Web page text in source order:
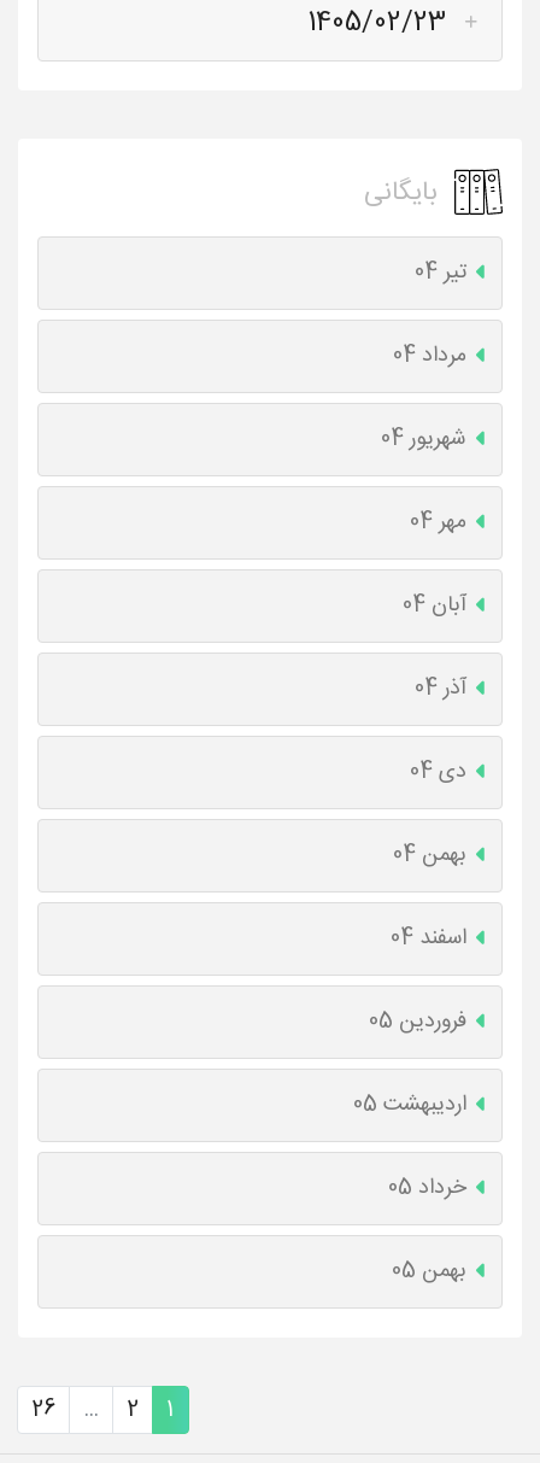
1405/02/23
بایگانی
تیر 04
مرداد 04
شهریور 04
مهر 04
آبان 04
آذر 04
دی 04
بهمن 04
اسفند 04
فروردین 05
اردیبهشت 05
خرداد 05
بهمن 05
1
2
...
26